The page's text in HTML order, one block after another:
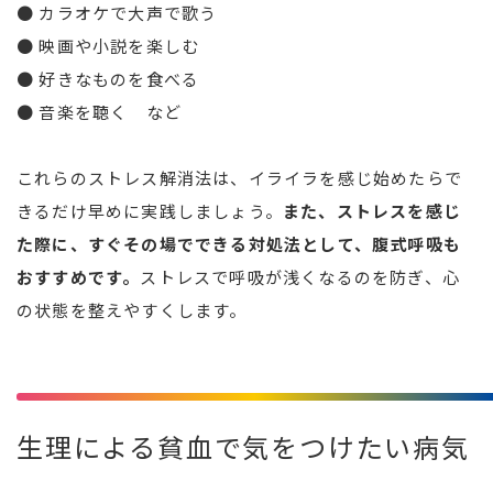
● カラオケで大声で歌う
● 映画や小説を楽しむ
● 好きなものを食べる
● 音楽を聴く など
これらのストレス解消法は、イライラを感じ始めたらで
きるだけ早めに実践しましょう。 また、ストレスを感じ
た際に、すぐその場でできる対処法として、腹式呼吸も
おすすめです。 ストレスで呼吸が浅くなるのを防ぎ、心
の状態を整えやすくします。
生理による貧血で気をつけたい病気